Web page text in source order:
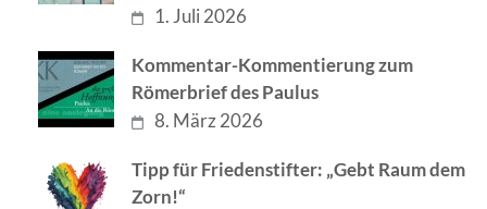
1. Juli 2026
Kommentar-Kommentierung zum
Römerbrief des Paulus
8. März 2026
Tipp für Friedenstifter: „Gebt Raum dem
Zorn!“